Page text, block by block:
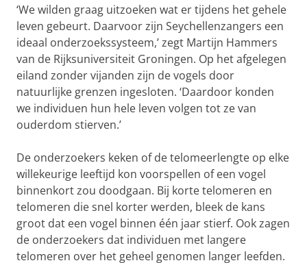
‘We wilden graag uitzoeken wat er tijdens het gehele
leven gebeurt. Daarvoor zijn Seychellenzangers een
ideaal onderzoekssysteem,’ zegt Martijn Hammers
van de Rijksuniversiteit Groningen. Op het afgelegen
eiland zonder vijanden zijn de vogels door
natuurlijke grenzen ingesloten. ‘Daardoor konden
we individuen hun hele leven volgen tot ze van
ouderdom stierven.’
De onderzoekers keken of de telomeerlengte op elke
willekeurige leeftijd kon voorspellen of een vogel
binnenkort zou doodgaan. Bij korte telomeren en
telomeren die snel korter werden, bleek de kans
groot dat een vogel binnen één jaar stierf. Ook zagen
de onderzoekers dat individuen met langere
telomeren over het geheel genomen langer leefden.